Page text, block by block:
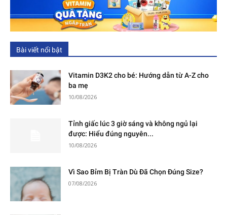
Bài viết nổi bật
Vitamin D3K2 cho bé: Hướng dẫn từ A-Z cho
ba mẹ
10/08/2026
Tỉnh giấc lúc 3 giờ sáng và không ngủ lại
được: Hiểu đúng nguyên...
10/08/2026
Vì Sao Bỉm Bị Tràn Dù Đã Chọn Đúng Size?
07/08/2026